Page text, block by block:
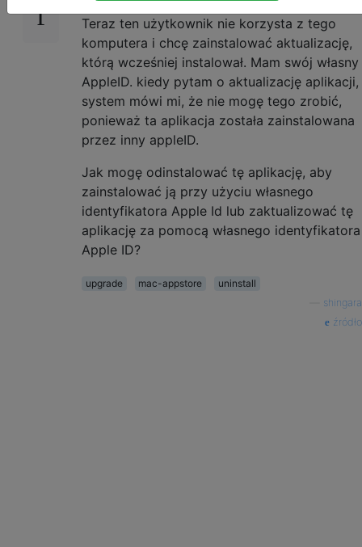
Teraz ten użytkownik nie korzysta z tego
komputera i chcę zainstalować aktualizację,
którą wcześniej instalował. Mam swój własny
AppleID. kiedy pytam o aktualizację aplikacji,
system mówi mi, że nie mogę tego zrobić,
ponieważ ta aplikacja została zainstalowana
przez inny appleID.
Jak mogę odinstalować tę aplikację, aby
zainstalować ją przy użyciu własnego
identyfikatora Apple Id lub zaktualizować tę
aplikację za pomocą własnego identyfikatora
Apple ID?
upgrade mac-appstore
uninstall
shingara
źródło